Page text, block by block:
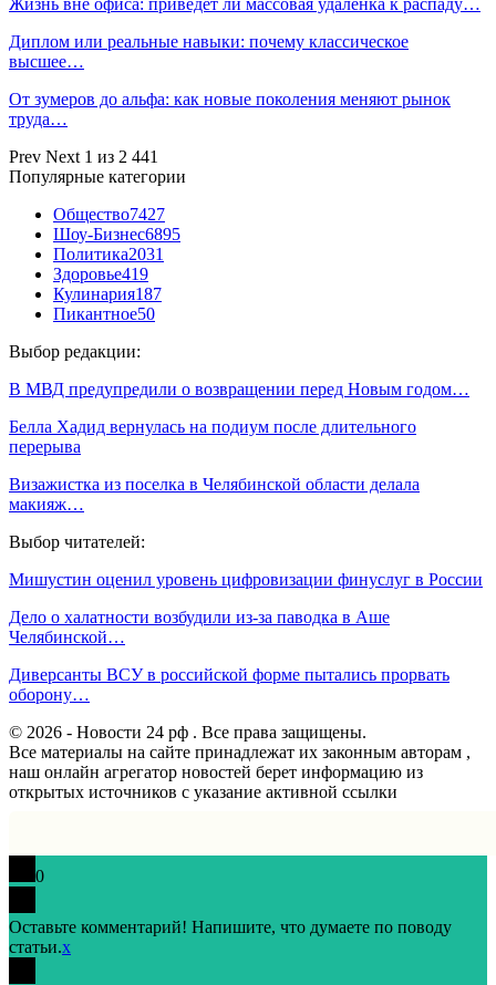
Диплом или реальные навыки: почему классическое
высшее…
От зумеров до альфа: как новые поколения меняют рынок
труда…
Prev Next 1 из 2 441
Популярные категории
Общество7427
Шоу-Бизнес6895
Политика2031
Здоровье419
Кулинария187
Пикантное50
Выбор редакции:
В МВД предупредили о возвращении перед Новым годом…
Белла Хадид вернулась на подиум после длительного
перерыва
Визажистка из поселка в Челябинской области делала
макияж…
Выбор читателей:
Мишустин оценил уровень цифровизации финуслуг в России
Дело о халатности возбудили из-за паводка в Аше
Челябинской…
Диверсанты ВСУ в российской форме пытались прорвать
оборону…
© 2026 - Новости 24 рф . Все права защищены.
Все материалы на сайте принадлежат их законным авторам ,
наш онлайн агрегатор новостей берет информацию из
открытых источников с указание активной ссылки
0
Оставьте комментарий! Напишите, что думаете по поводу
статьи.x